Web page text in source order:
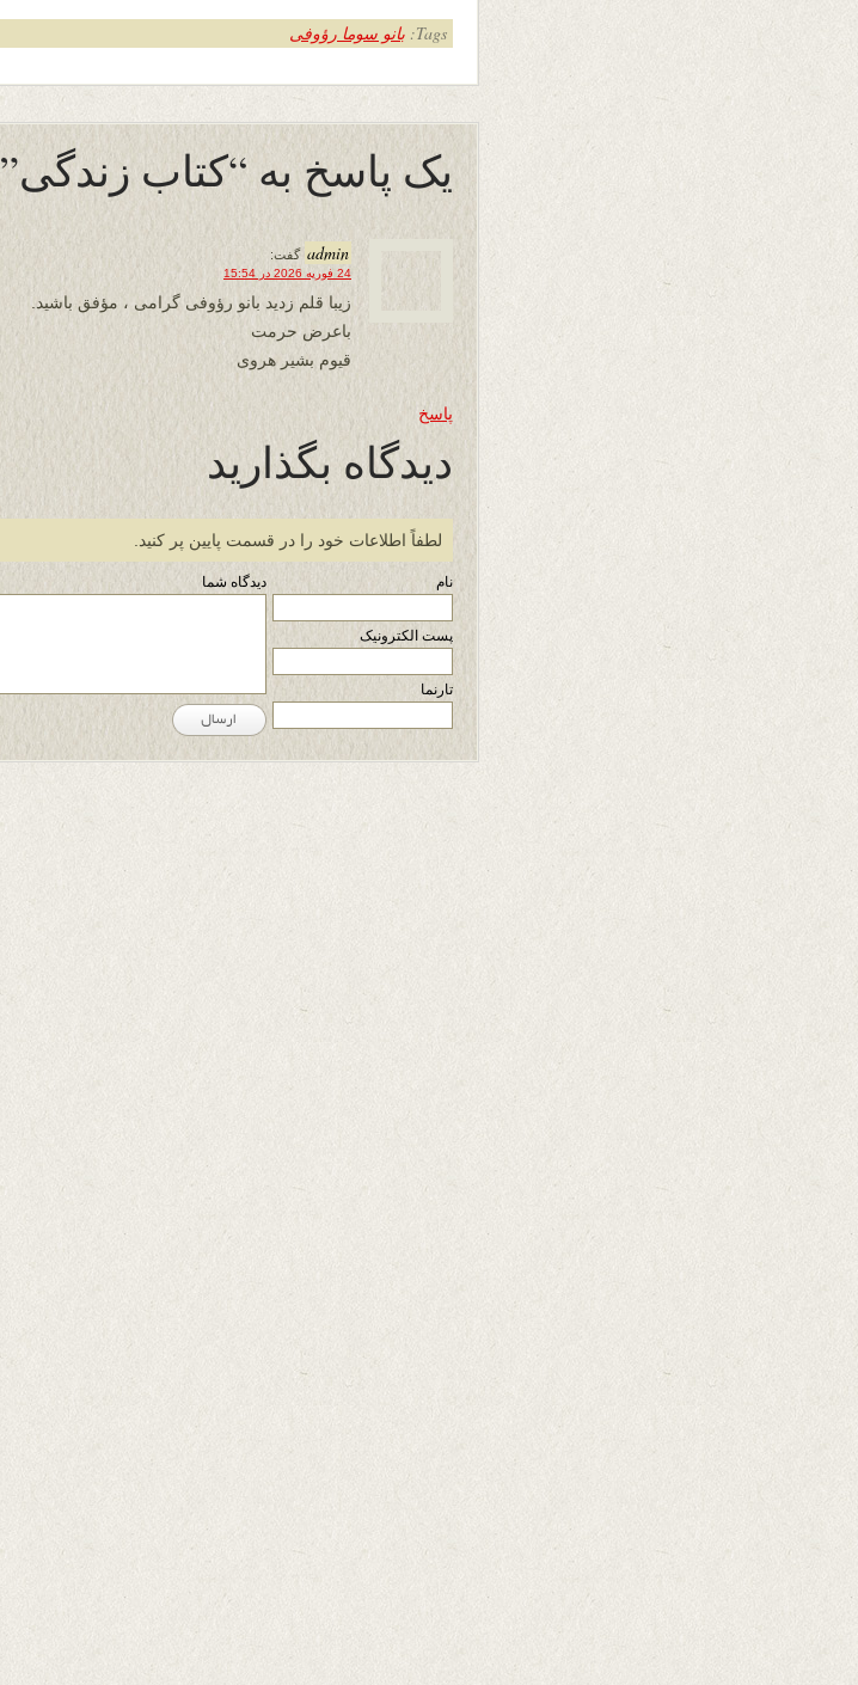
Tags: بانو سوما رؤوفی
یک پاسخ به “کتاب زندگی”
admin گفت:
24 فوریه 2026 در 15:54
زیبا قلم زدید بانو رؤوفی گرامی ، مؤفق باشید.
باعرض حرمت
قیوم بشیر هروی
پاسخ
دیدگاه بگذارید
لطفاً اطلاعات خود را در قسمت پایین پر کنید.
نام
پست الکترونیک
تارنما
دیدگاه شما